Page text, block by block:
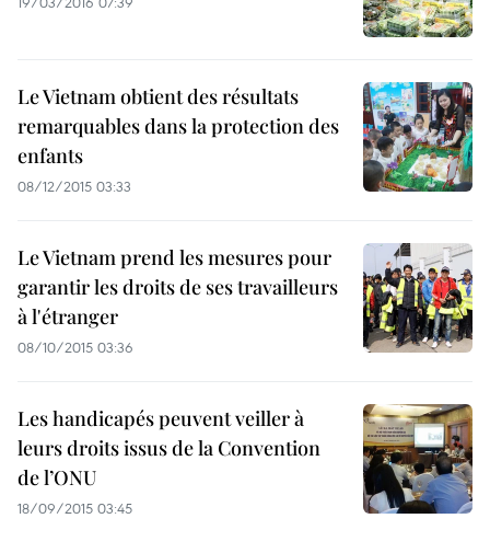
Le Vietnam obtient des résultats
remarquables dans la protection des
enfants
08/12/2015 03:33
Le Vietnam prend les mesures pour
garantir les droits de ses travailleurs
à l'étranger
08/10/2015 03:36
Les handicapés peuvent veiller à
leurs droits issus de la Convention
de l’ONU
18/09/2015 03:45